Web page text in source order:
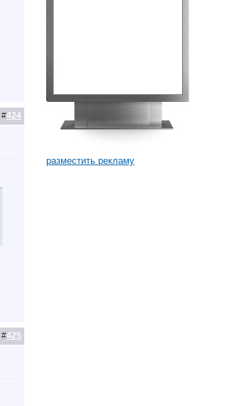
#424
#425
разместить рекламу